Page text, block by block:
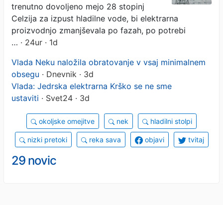
trenutno dovoljeno mejo 28 stopinj
Celzija za izpust hladilne vode, bi elektrarna
proizvodnjo zmanjševala po fazah, po potrebi
… · 24ur · 1d
Vlada Neku naložila obratovanje v vsaj minimalnem
obsegu · Dnevnik · 3d
Vlada: Jedrska elektrarna Krško se ne sme
ustaviti · Svet24 · 3d
okoljske omejitve nek hladilni stolpi
nizki pretoki reka sava objavi tvitaj
29 novic